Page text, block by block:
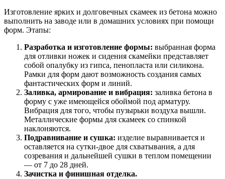
Изготовление ярких и долговечных скамеек из бетона можно
выполнить на заводе или в домашних условиях при помощи
форм. Этапы:
Разработка и изготовление формы: выбранная форма
для отливки ножек и сидения скамейки представляет
собой опалубку из гипса, пенопласта или силикона.
Рамки для форм дают возможность создания самых
фантастических форм и линий.
Заливка, армирование и вибрация: заливка бетона в
форму с уже имеющейся обоймой под арматуру.
Вибрация для того, чтобы пузырьки воздуха вышли.
Металлические формы для скамеек со спинкой
наклоняются.
Подравнивание и сушка: изделие выравнивается и
оставляется на сутки-двое для схватывания, а для
созревания и дальнейшей сушки в теплом помещении
— от 7 до 28 дней.
Зачистка и финишная отделка.